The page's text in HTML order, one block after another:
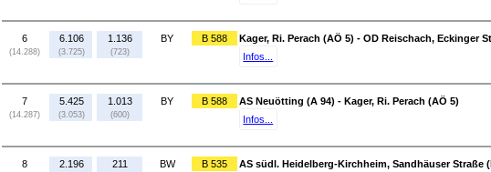
6
(14.288)
6.106
(3.725)
1.136
(723)
BY B 588
Kager, Ri. Perach (AÖ 5) - OD Reischach, Eckinger
Infos...
7
(14.287)
5.425
(3.053)
1.013
(600)
BY B 588
AS Neuötting (A 94) - Kager, Ri. Perach (AÖ 5)
Infos...
8 2.196 211 BW B 535
AS südl. Heidelberg-Kirchheim, Sandhäuser Straße